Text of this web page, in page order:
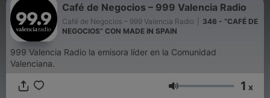
Café de Negocios – 999 Valencia Radio
Café de Negocios – 999 Valencia Radio
346 - “CAFÉ DE
NEGOCIOS” CON MADE IN SPAIN
999 Valencia Radio la emisora líder en la Comunidad
Valenciana.
Lautstärke 1 x